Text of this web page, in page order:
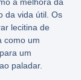
a melhora da
da vida útil. Os
lecitina de
como um
um
paladar.